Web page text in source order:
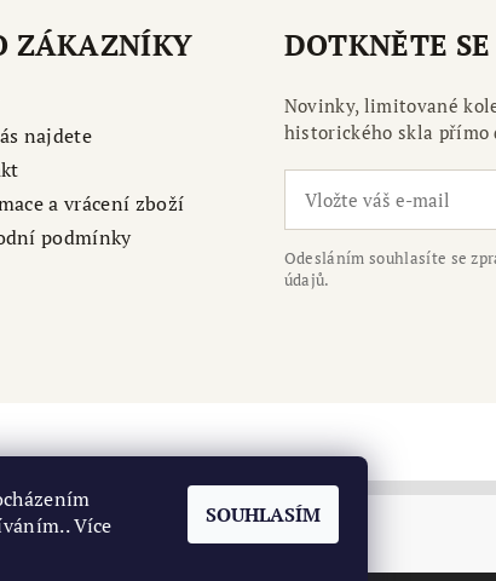
ZÁKAZNÍKY
najdete
a vrácení zboží
podmínky
DOTKNĚTE
Novinky, limitované
historického skla přímo
Odesláním souhlasíte se
údajů.
| Středočeské muzeu Roztoky
Více
SOUHLASÍM